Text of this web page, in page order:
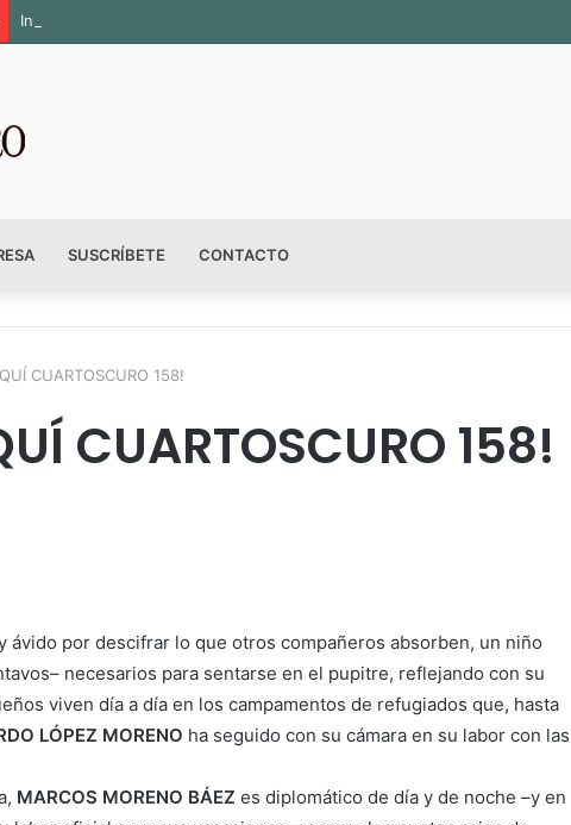
Inauguran sala permanente «Pedro Valtierra» en la Fototeca de Zacatecas
SUSCRÍBETE CONTACTO
CUARTOSCURO 158!
CUARTOSCURO 158!
ávido por descifrar lo que otros compañeros absorben, un niño
necesarios para sentarse en el pupitre, reflejando con su
viven día a día en los campamentos de refugiados que, hasta
LÓPEZ MORENO ha seguido con su cámara en su labor con las
MARCOS MORENO BÁEZ es diplomático de día y de noche –y en